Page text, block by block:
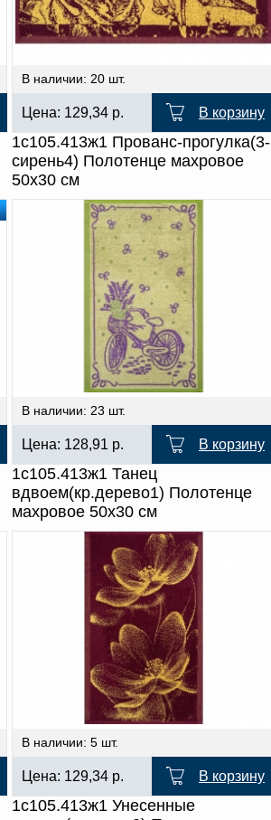
В наличии: 20 шт.
Цена: 129,34 р. В корзину
1с105.413ж1 Прованс-прогулка(3-
сирень4) Полотенце махровое
50х30 см
В наличии: 23 шт.
Цена: 128,91 р. В корзину
1с105.413ж1 Танец
вдвоем(кр.дерево1) Полотенце
махровое 50х30 см
В наличии: 5 шт.
Цена: 129,34 р. В корзину
1с105.413ж1 Унесенные